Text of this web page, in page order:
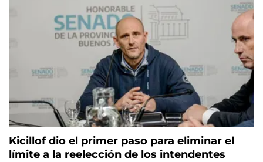
Kicillof dio el primer paso para eliminar el
límite a la reelección de los intendentes